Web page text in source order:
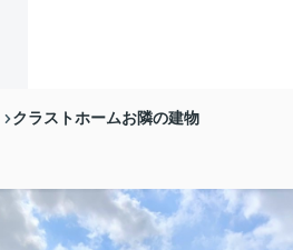
クラストホームお隣の建物